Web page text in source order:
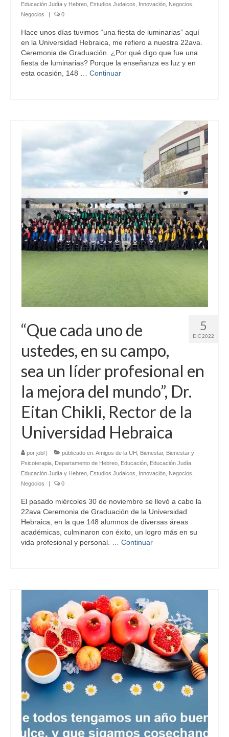
Educación Judía y Hebreo Estudios Judaicos Innovación Negocios
Negocios
| 0
Hace unos días tuvimos “una fiesta de luminarias” aquí
en la Universidad Hebraica, me refiero a nuestra 22ava.
Ceremonia de Graduación. ¿Por qué digo que fue una
fiesta de luminarias? Porque la enseñanza es luz y en
esta ocasión, 148 … Continuar
5
DIC 2022
“Que cada uno de
ustedes, en su campo,
sea un líder profesional en
la mejora del mundo”, Dr.
Eitan Chikli, Rector de la
Universidad Hebraica
por jobl | publicado en: Amigos de la UH Bienestar, Bienestar y
Psicoterapia Departamento de Hebreo Educación Educación Judía
Educación Judía y Hebreo Estudios Judaicos Innovación Negocios
Negocios
| 0
El pasado miércoles 30 de noviembre se llevó a cabo la
22ava Ceremonia de Graduación de la Universidad
Hebraica, en la que 148 alumnos de diversas áreas
académicas, culminaron con éxito, un logro más en su
vida profesional y personal. … Continuar